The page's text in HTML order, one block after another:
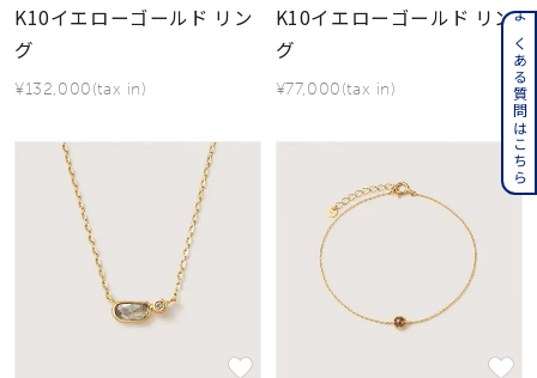
K10イエローゴールド リン
グ
¥132,000(tax in)
K10イエローゴールド リン
グ
¥77,000(tax in) よくある質問はこちら